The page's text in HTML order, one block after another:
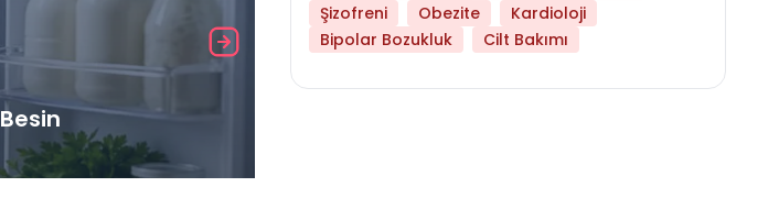
Şizofreni
Obezite
Kardioloji
Bipolar Bozukluk
Cilt Bakımı